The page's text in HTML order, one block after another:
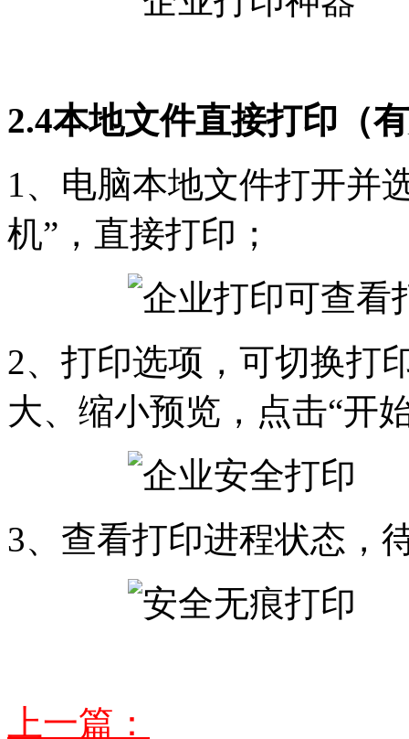
2.4本地文件直接打印（
1、电脑本地文件打开并
机”，直接打印；
2、打印选项，可切换打
大、缩小预览，点击“开
3、查看打印进程状态，
上一篇：